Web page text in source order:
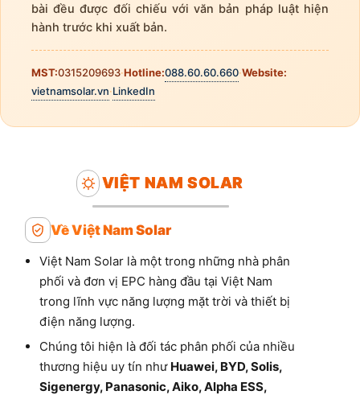
bài đều được đối chiếu với văn bản pháp luật hiện
hành trước khi xuất bản.
MST:0315209693·Hotline:088.60.60.660·Website:
vietnamsolar.vn·LinkedIn
VIỆT NAM SOLAR
Về Việt Nam Solar
Việt Nam Solar là một trong những nhà phân
phối và đơn vị EPC hàng đầu tại Việt Nam
trong lĩnh vực năng lượng mặt trời và thiết bị
điện năng lượng.
Chúng tôi hiện là đối tác phân phối của nhiều
thương hiệu uy tín như Huawei, BYD, Solis,
Sigenergy, Panasonic, Aiko, Alpha ESS,